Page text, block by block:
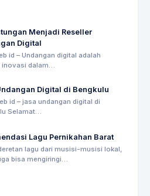
Menjadi Reseller
Digital
id – Undangan digital adalah
inovasi dalam…
Digital di Bengkulu
id – jasa undangan digital di
Selamat…
Lagu Pernikahan Barat
lagu dari musisi-musisi lokal,
bisa mengiringi…